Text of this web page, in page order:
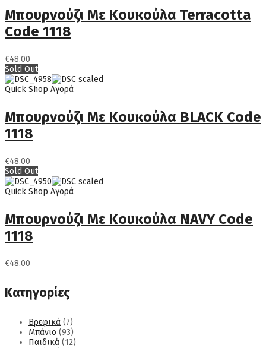
Μπουρνούζι Με Κουκούλα Terracotta
Code 1118
€48.00
Sold Out
Quick Shop Αγορά
Μπουρνούζι Με Κουκούλα BLACK Code
1118
€48.00
Sold Out
Quick Shop Αγορά
Μπουρνούζι Με Κουκούλα NAVY Code
1118
€48.00
Κατηγορίες
Βρεφικά (7)
Μπάνιο (93)
Παιδικά (12)